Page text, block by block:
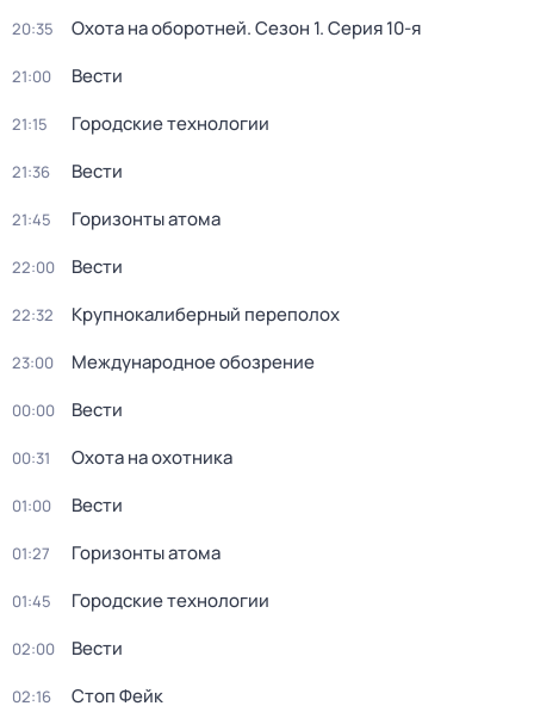
20:35 Охота на оборотней. Сезон 1. Серия 10-я
21:00 Вести
21:15 Городские технологии
21:36 Вести
21:45 Горизонты атома
22:00 Вести
22:32 Крупнокалиберный переполох
23:00 Международное обозрение
00:00 Вести
00:31 Охота на охотника
01:00 Вести
01:27 Горизонты атома
01:45 Городские технологии
02:00 Вести
02:16 Стоп Фейк